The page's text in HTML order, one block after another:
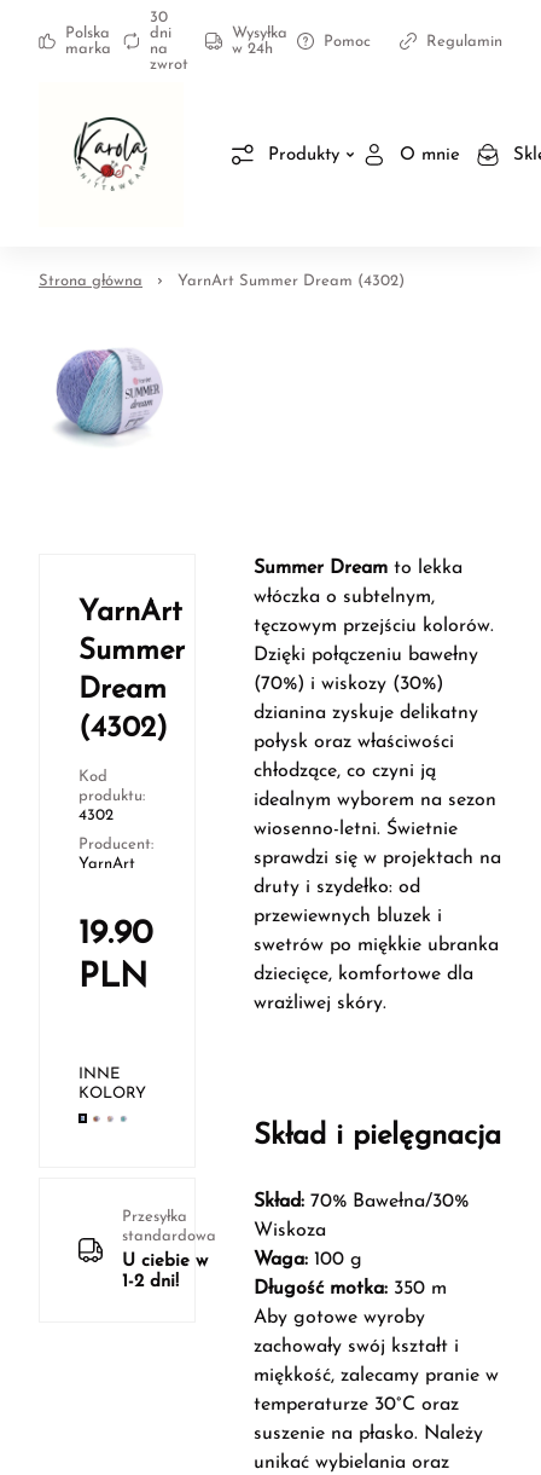
Polska
marka
30
dni
na
zwrot
Wysyłka
w 24h
Pomoc Regulamin
Produkty O mnie
Strona główna YarnArt Summer Dream (4302)
YarnArt
Summer
Dream
(4302)
Kod
produktu:
4302
Producent:
YarnArt
19.90
PLN
INNE
KOLORY
Przesyłka
standardowa
U ciebie w
1-2 dni!
Summer Dream to lekka
włóczka o subtelnym,
tęczowym przejściu kolorów.
Dzięki połączeniu bawełny
(70%) i wiskozy (30%)
dzianina zyskuje delikatny
połysk oraz właściwości
chłodzące, co czyni ją
idealnym wyborem na sezon
wiosenno-letni. Świetnie
sprawdzi się w projektach na
druty i szydełko: od
przewiewnych bluzek i
swetrów po miękkie ubranka
dziecięce, komfortowe dla
wrażliwej skóry.
Skład i pielęgnacja
Skład: 70% Bawełna/30%
Wiskoza
Waga:100 g
Długość motka: 350 m
Aby gotowe wyroby
zachowały swój kształt i
miękkość, zalecamy pranie w
temperaturze 30°C oraz
suszenie na płasko. Należy
unikać wybielania oraz